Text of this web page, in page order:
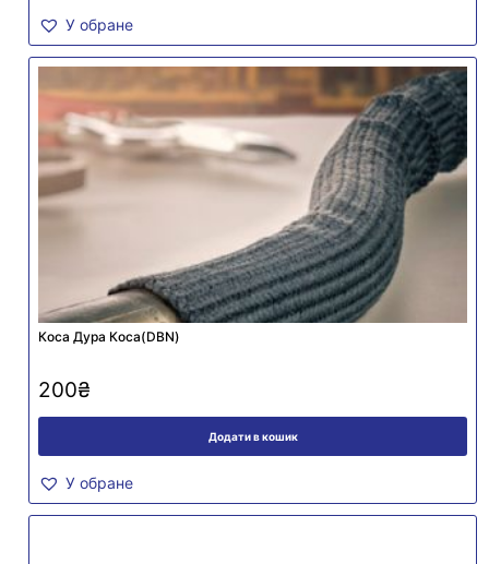
У обране
Коса Дура Коса(DBN)
200₴
Додати в кошик
У обране